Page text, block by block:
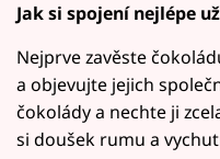
Jak si spojení nejlépe
Nejprve zavěste
a objevujte jejich
čokolády a nechte ji
si doušek rumu a